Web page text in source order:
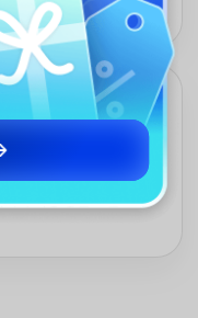
언어로 아이디가 필요
화적 맥락을 지원합니다.
청중에 맞게 조정된 틱톡
와 확장 중인 브랜드에